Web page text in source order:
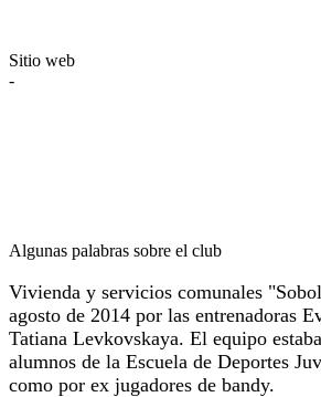
Sitio web
-
Algunas palabras sobre el club
Vivienda y servicios comunales
agosto de 2014 por las entrenadoras
Tatiana Levkovskaya. El equipo
alumnos de la Escuela de Deportes
como por ex jugadores de bandy.